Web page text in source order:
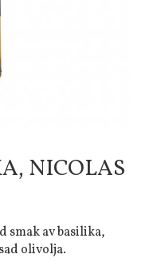
NICOLAS
smak av basilika,
olivolja.